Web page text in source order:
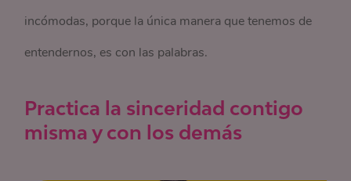
incómodas, porque la única manera que tenemos de
entendernos, es con las palabras.
Practica la sinceridad contigo
misma y con los demás